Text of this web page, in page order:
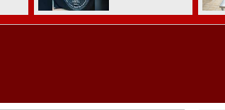
comunidades